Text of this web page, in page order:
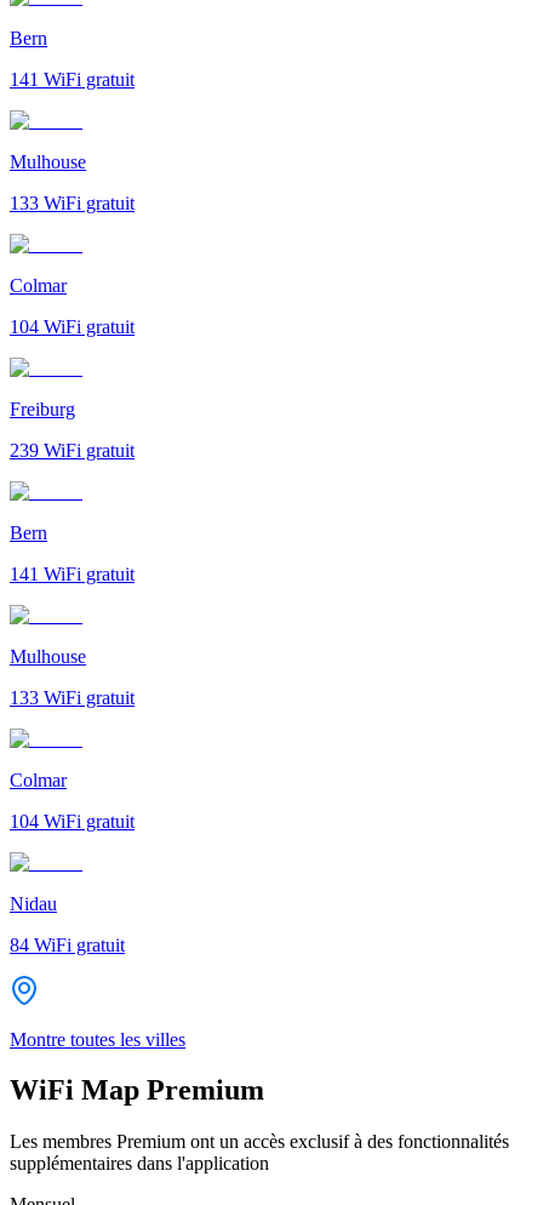
Bern
141 WiFi gratuit
Mulhouse
133 WiFi gratuit
Colmar
104 WiFi gratuit
Freiburg
239 WiFi gratuit
Bern
141 WiFi gratuit
Mulhouse
133 WiFi gratuit
Colmar
104 WiFi gratuit
Nidau
84 WiFi gratuit
Montre toutes les villes
WiFi Map Premium
Les membres Premium ont un accès exclusif à des fonctionnalités
supplémentaires dans l'application